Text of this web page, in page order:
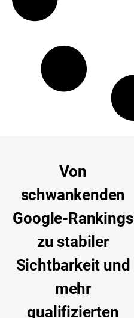
Von
schwankenden
Google-Rankings
zu stabiler
Sichtbarkeit und
mehr
qualifizierten